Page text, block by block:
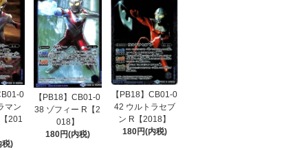
0
マン
201
税)
【PB18】CB01-0
38 ゾフィー R【2
018】
180円(内税)
【PB18】CB01-0
42 ウルトラセブ
ン R【2018】
180円(内税)